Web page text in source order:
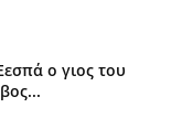
ο γιος του